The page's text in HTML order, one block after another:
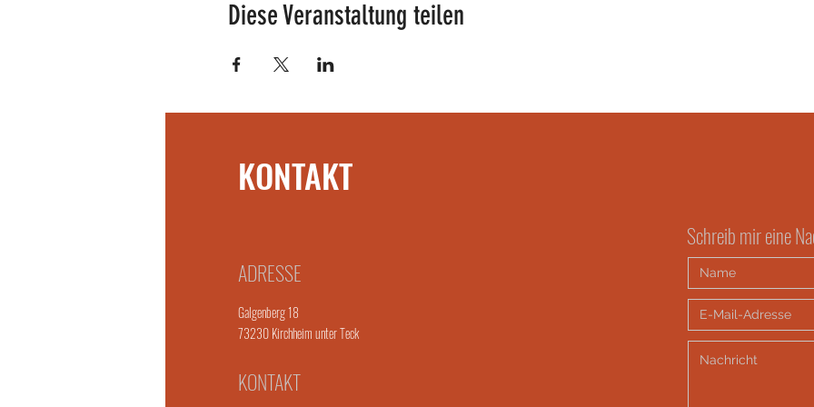
Diese Veranstaltung teilen
KONTAKT
ADRESSE
Galgenberg 18
73230 Kirchheim unter Teck
KONTAKT
Schreib mir eine